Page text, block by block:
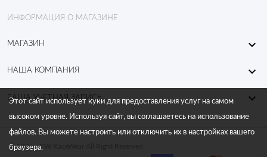
ИНФОРМАЦИЯ О МАГАЗИНЕ
МАГАЗИН 
НАША КОМПАНИЯ 
ВАША УЧЕТНАЯ ЗАПИСЬ 
Этот сайт использует куки для предоставления услуг на самом
высоком уровне. Используя сайт, вы соглашаетесь на использование
файлов. Вы можете настроить или отключить их в настройках вашего
браузера.
© 2026 - KW RaceWear All Right Reserved